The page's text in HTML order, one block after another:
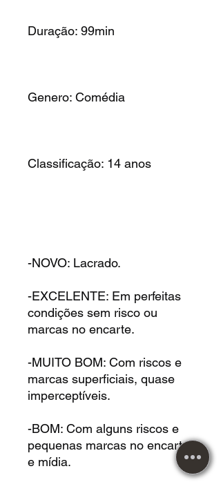
Duração: 99min
Genero: Comédia
Classificação: 14 anos
-NOVO: Lacrado.
-EXCELENTE: Em perfeitas
condições sem risco ou
marcas no encarte.
-MUITO BOM: Com riscos e
marcas superficiais, quase
imperceptíveis.
-BOM: Com alguns riscos e
pequenas marcas no encarte
e mídia.